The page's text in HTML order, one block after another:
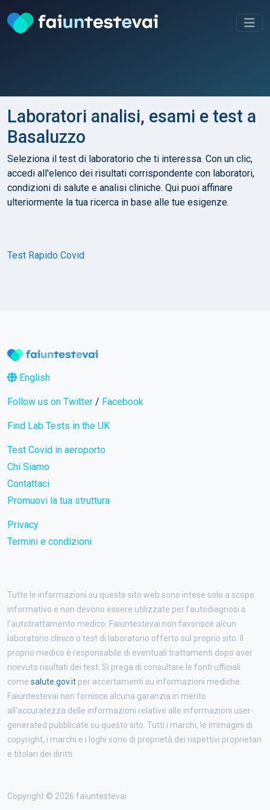
Laboratori analisi, esami e test a
Basaluzzo
Seleziona il test di laboratorio che ti interessa. Con un clic,
accedi all'elenco dei risultati corrispondente con laboratori,
condizioni di salute e analisi cliniche. Qui puoi affinare
ulteriormente la tua ricerca in base alle tue esigenze.
Test Rapido Covid
English
Follow us on Twitter / Facebook
Find Lab Tests in the UK
Test Covid in aeroporto
Chi Siamo
Contattaci
Promuovi la tua struttura
Privacy
Termini e condizioni
Tutte le informazioni su questo sito web sono intese solo a scopo
informativo e non devono essere utilizzate per l'autodiagnosi o
l'autotrattamento medico. Faiuntestevai non favorisce alcun
laboratorio clinico o test di laboratorio offerto sul proprio sito. Il
proprio medico è responsabile di eventuali trattamenti dopo aver
ricevuto risultati dei test. Si prega di consultare le fonti ufficiali
come salute.gov.it per accertamenti su informazioni mediche.
Faiuntestevai non fornisce alcuna garanzia in merito
all'accuratezza delle informazioni relative alle informazioni user-
generated pubblicate su questo sito. Tutti i marchi, le immagini di
copyright, i marchi e i loghi sono di proprietà dei rispettivi proprietari
e titolari dei diritti.
Copyright © 2026 faiuntestevai